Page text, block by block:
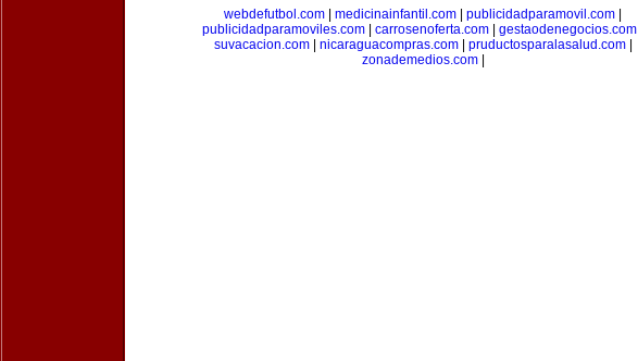
webdefutbol.com
medicinainfantil.com publicidadparamovil.com
publicidadparamoviles.com
carrosenoferta.com gestaodenegocios.com
suvacacion.com| nicaraguacompras.com| pruductosparalasalud.com|
zonademedios.com|